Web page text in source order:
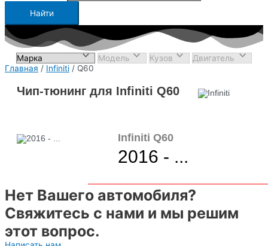
Найти
Главная / Infiniti / Q60
Чип-тюнинг для Infiniti Q60
Infiniti Q60
2016 - ...
Нет Вашего автомобиля?
Свяжитесь с нами и мы решим
этот вопрос.